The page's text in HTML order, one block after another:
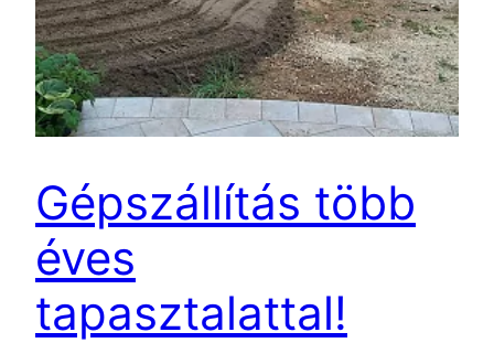
Gépszállítás több
éves
tapasztalattal!